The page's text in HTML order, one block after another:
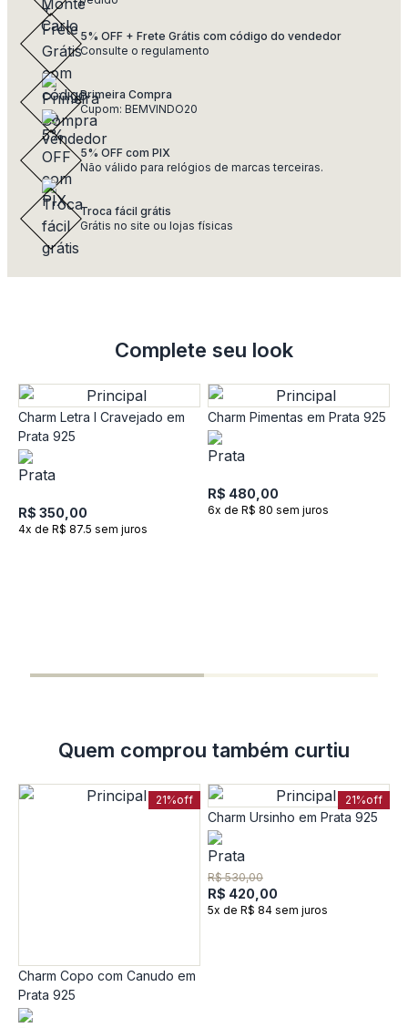
5% OFF + Frete Grátis com código do vendedor
Consulte o regulamento
Primeira Compra
Cupom: BEMVINDO20
5% OFF com PIX
Não válido para relógios de marcas terceiras.
Troca fácil grátis
Grátis no site ou lojas físicas
Complete seu look
Charm Letra I Cravejado em
Prata 925
R$ 350,00
4x de R$ 87.5 sem juros
Charm Pimentas em Prata 925
R$ 480,00
6x de R$ 80 sem juros
Quem comprou também curtiu
21%off
Charm Copo com Canudo em
Prata 925
21%off
Charm Ursinho em Prata 925
R$ 530,00
R$ 420,00
5x de R$ 84 sem juros